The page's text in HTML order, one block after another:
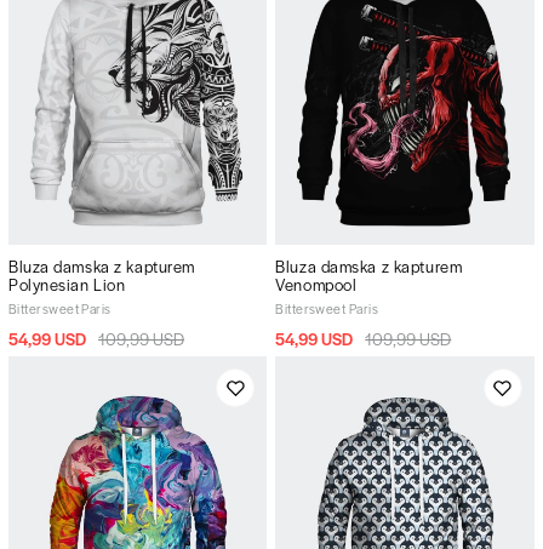
Bluza damska z kapturem
Polynesian Lion
Bittersweet Paris
54,99 USD 109,99 USD
Bluza damska z kapturem
Venompool
Bittersweet Paris
54,99 USD 109,99 USD